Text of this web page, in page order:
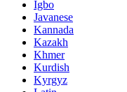
Igbo
Javanese
Kannada
Kazakh
Khmer
Kurdish
Kyrgyz